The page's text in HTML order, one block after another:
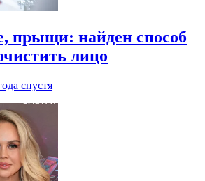
прыщи: найден способ
лицо
спустя